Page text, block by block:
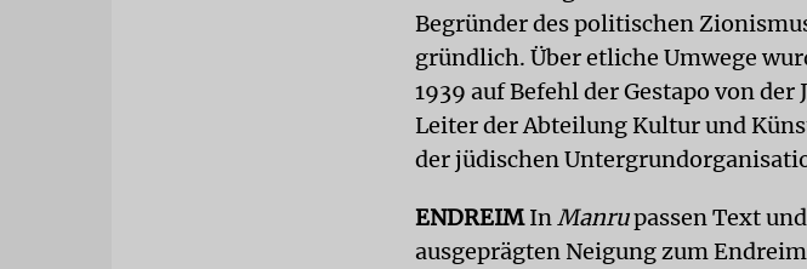
Begründer des politischen
gründlich. Über etliche Umwege
1939 auf Befehl der Gestapo von
Leiter der Abteilung Kultur und
der jüdischen
ENDREIMIn Manrupassen Text
ausgeprägten Neigung zum